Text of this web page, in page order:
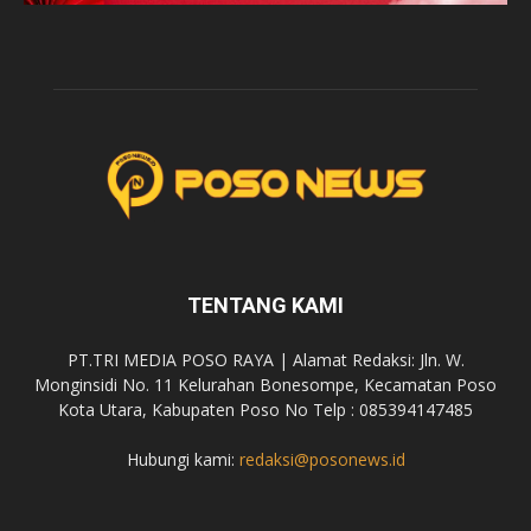
TENTANG KAMI
PT.TRI MEDIA POSO RAYA | Alamat Redaksi: Jln. W.
Monginsidi No. 11 Kelurahan Bonesompe, Kecamatan Poso
Kota Utara, Kabupaten Poso No Telp : 085394147485
Hubungi kami: redaksi@posonews.id